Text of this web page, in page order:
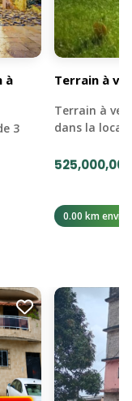
à
3
Terrain à
Terrain à
dans la
0.00 km